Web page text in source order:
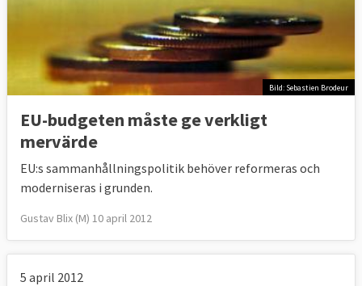
Bild: Sebastien Brodeur
EU-budgeten måste ge verkligt
mervärde
EU:s sammanhållningspolitik behöver reformeras och
moderniseras i grunden.
Gustav Blix (M) 10 april 2012
5 april 2012